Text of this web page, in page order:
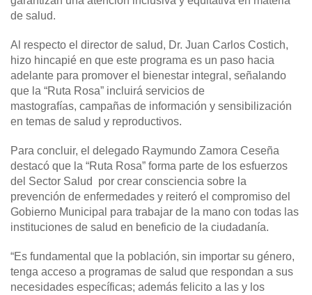
de salud.
Al respecto el director de salud, Dr. Juan Carlos Costich,
hizo hincapié en que este programa es un paso hacia
adelante para promover el bienestar integral, señalando
que la “Ruta Rosa” incluirá servicios de
mastografías, campañas de información y sensibilización
en temas de salud y reproductivos.
Para concluir, el delegado Raymundo Zamora Ceseña
destacó que la “Ruta Rosa” forma parte de los esfuerzos
del Sector Salud por crear consciencia sobre la
prevención de enfermedades y reiteró el compromiso del
Gobierno Municipal para trabajar de la mano con todas las
instituciones de salud en beneficio de la ciudadanía.
“Es fundamental que la población, sin importar su género,
tenga acceso a programas de salud que respondan a sus
necesidades específicas; además felicito a las y los